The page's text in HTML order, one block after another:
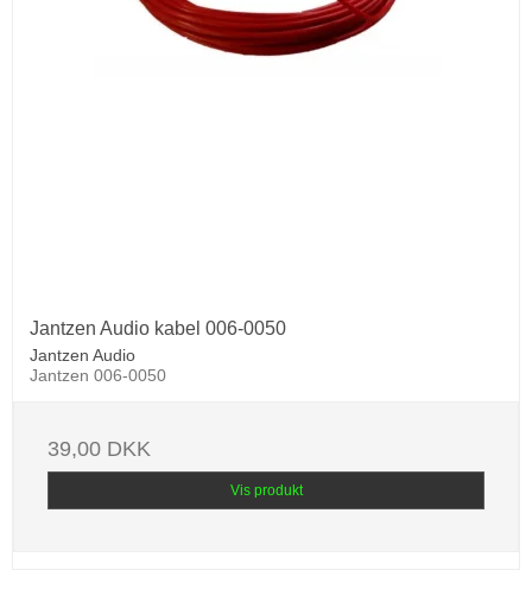
Jantzen Audio kabel 006-0050
Jantzen Audio
Jantzen 006-0050
39,00 DKK
Vis produkt